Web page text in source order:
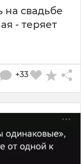
на свадьбе
- теряет
+33